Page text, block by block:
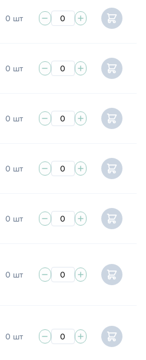
0 шт
0 шт
0 шт
0 шт
0 шт
0 шт
0 шт